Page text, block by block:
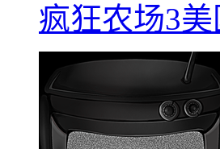
疯狂农场3美